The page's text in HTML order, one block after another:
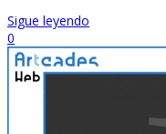
Sigue leyendo
0